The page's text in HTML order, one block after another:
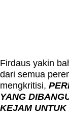
Firdaus yakin
dari semua
mengkritisi,
YANG
KEJAM UNTUK